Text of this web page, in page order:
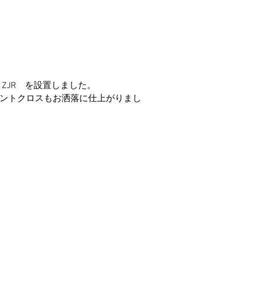
ZJR　を設置しました。
トクロスもお洒落に仕上がりまし